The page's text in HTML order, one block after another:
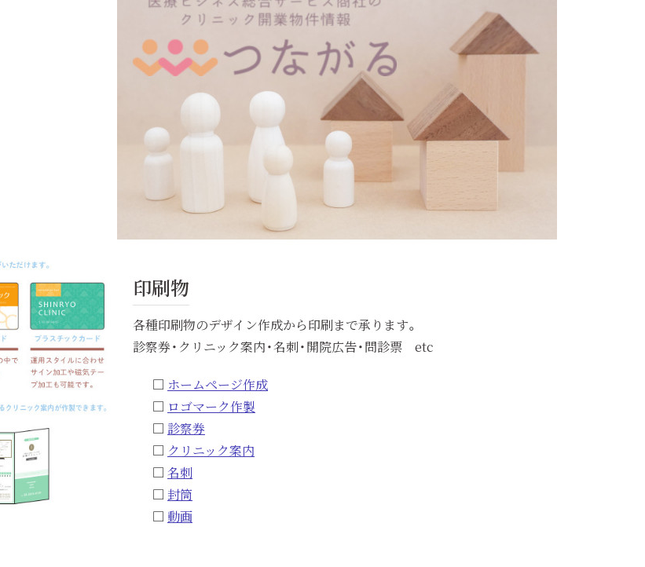
印刷物
各種印刷物のデザイン作成から印刷まで承ります。
診察券・クリニック案内・名刺・開院広告・問診票 etc
ホームページ作成
ロゴマーク作製
診察券
クリニック案内
名刺
封筒
動画